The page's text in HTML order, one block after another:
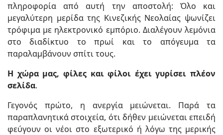
πληροφορία από αυτή την αποστολή: Όλο και
μεγαλύτερη μερίδα της Κινεζικής Νεολαίας ψωνίζει
τρόφιμα με ηλεκτρονικό εμπόριο. Διαλέγουν λεμόνια
στο διαδίκτυο το πρωί και το απόγευμα τα
παραλαμβάνουν σπίτι τους.
Η χώρα μας, φίλες και φίλοι έχει γυρίσει πλέον
σελίδα.
Γεγονός πρώτο, η ανεργία μειώνεται. Παρά τα
παραπλανητικά στοιχεία, ότι δήθεν μειώνεται επειδή
φεύγουν οι νέοι στο εξωτερικό ή λόγω της μερικής